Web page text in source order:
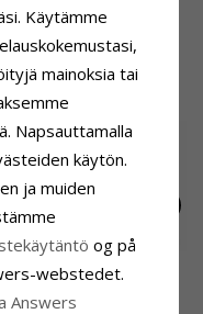
4-5 Arkipäivä
-
12 mm
päivänkakkara riipus
rodinoitua hopeaa -
Käytämme
mainoksia tai
Napsauttamalla
käytön.
ja muiden
og på
webstedet.
Answers